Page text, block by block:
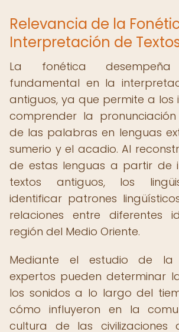
Relevancia de la
Interpretación de
La fonética
fundamental en la
antiguos, ya que permite a los
comprender la
de las palabras en lenguas
sumerio y el acadio. Al
de estas lenguas a partir de
textos antiguos, los
identificar patrones
relaciones entre diferentes
región del Medio Oriente.
Mediante el estudio de la
expertos pueden determinar
los sonidos a lo largo del
cómo influyeron en la
cultura de las civilizaciones